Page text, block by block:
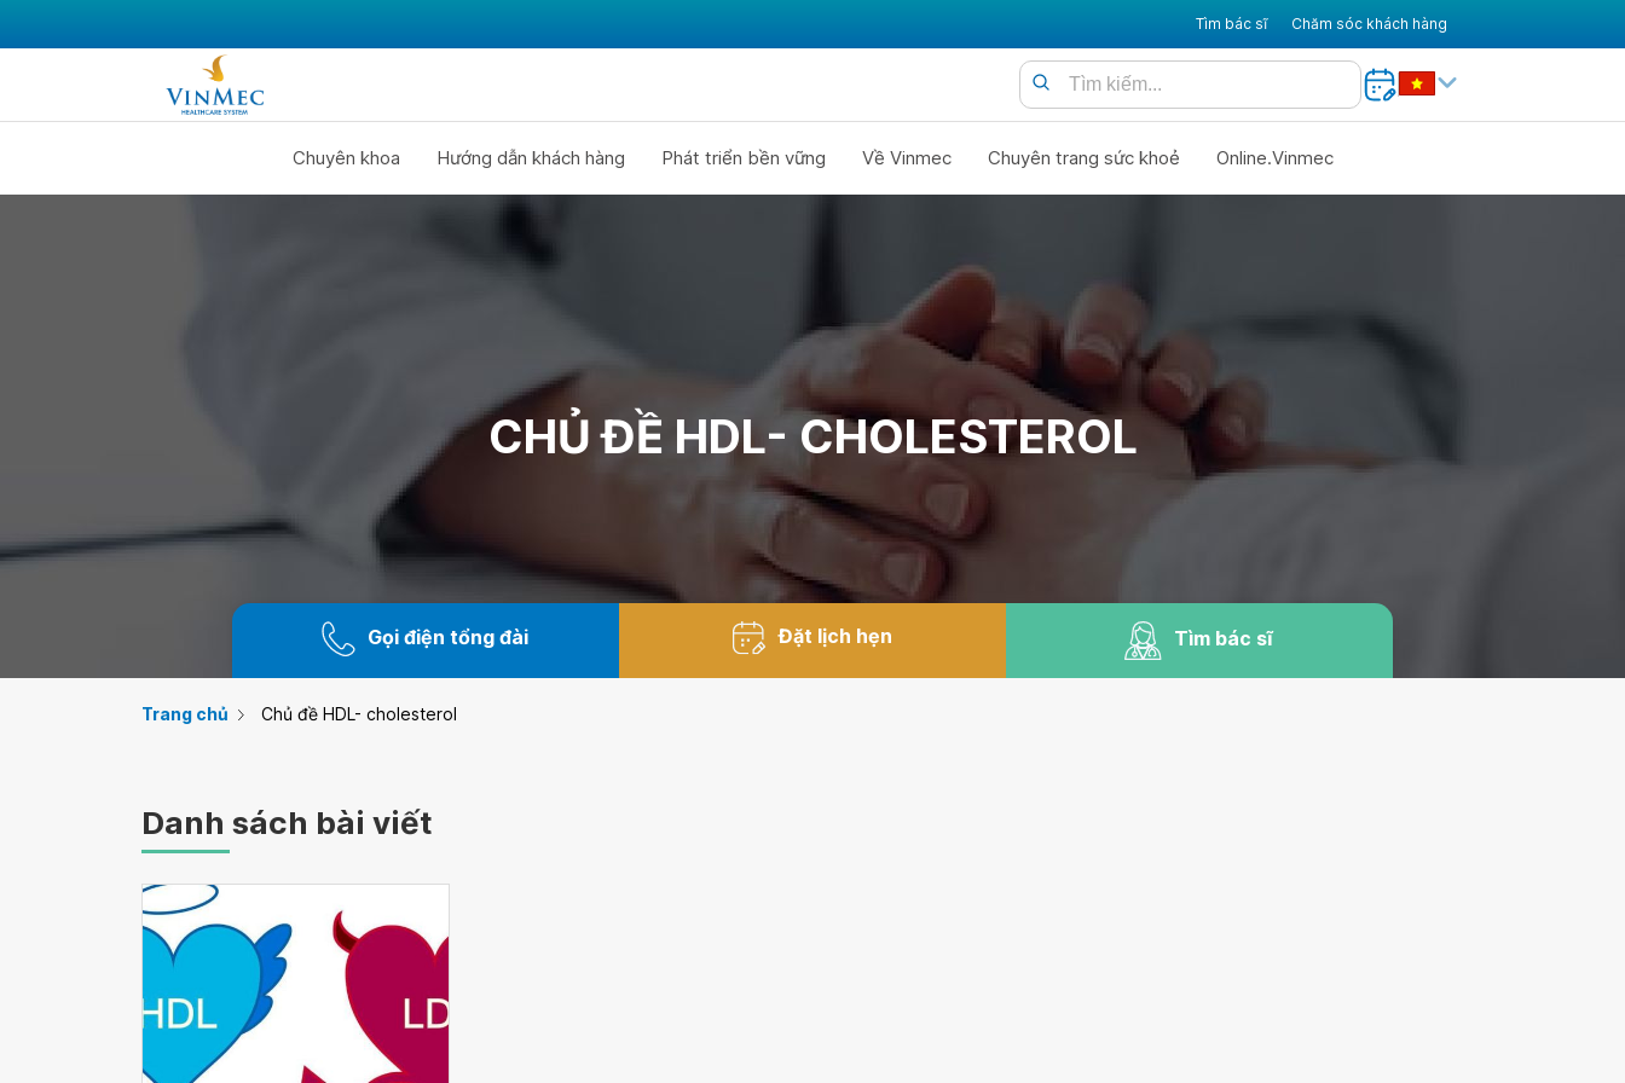
Tìm bác sĩ Chăm sóc khách hàng
Chuyên khoa Hướng dẫn khách hàng Phát triển bền vững Về Vinmec Chuyên trang sức khoẻ Online.Vinmec
CHỦ ĐỀ HDL- CHOLESTEROL
Gọi điện tổng đài Đặt lịch hẹn Tìm bác sĩ
Trang chủ Chủ đề HDL- cholesterol
Danh sách bài viết